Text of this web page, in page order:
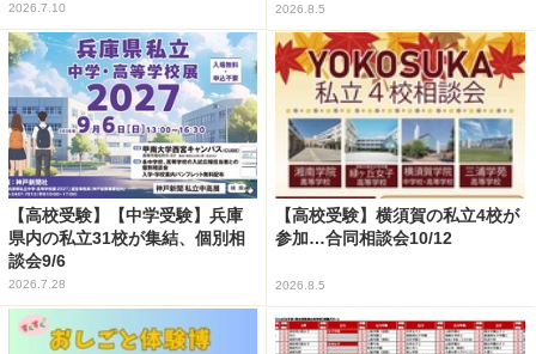
2026.7.10 2026.8.5
【高校受験】【中学受験】兵庫
県内の私立31校が集結、個別相
談会9/6
2026.7.28
【高校受験】横須賀の私立4校が
参加…合同相談会10/12
2026.8.5